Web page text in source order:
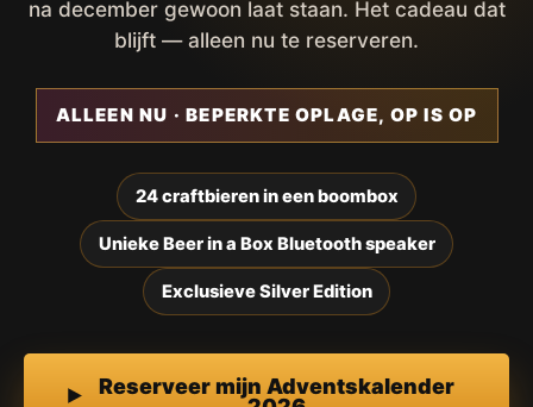
na december gewoon laat staan. Het cadeau dat
blijft — alleen nu te reserveren.
ALLEEN NU · BEPERKTE OPLAGE, OP IS OP
24 craftbieren in een boombox
Unieke Beer in a Box Bluetooth speaker
Exclusieve Silver Edition
Reserveer mijn Adventskalender